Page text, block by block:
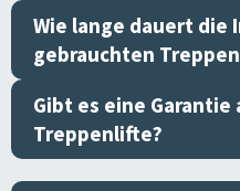
Wie lange dauert die
gebrauchten
Gibt es eine
Treppenlifte?